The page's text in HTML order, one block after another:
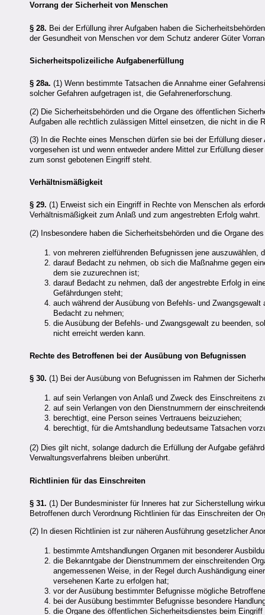
Vorrang der Sicherheit von Menschen
§ 28. Bei der Erfüllung ihrer Aufgaben haben die
der Gesundheit von Menschen vor dem Schutz anderer Güter
Sicherheitspolizeiliche Aufgabenerfüllung
§ 28a. (1) Wenn bestimmte Tatsachen die Annahme einer
solcher Gefahren aufgetragen ist, die Gefahrenerforschung.
(2) Die Sicherheitsbehörden und die Organe des öffentlichen
Aufgaben alle rechtlich zulässigen Mittel einsetzen, die nicht in die
(3) In die Rechte eines Menschen dürfen sie bei der Erfüllung
vorgesehen ist und wenn entweder andere Mittel zur Erfüllung
zum sonst gebotenen Eingriff steht.
Verhältnismäßigkeit
§ 29. (1) Erweist sich ein Eingriff in Rechte von Menschen als
Verhältnismäßigkeit zum Anlaß und zum angestrebten Erfolg wahrt.
(2) Insbesondere haben die Sicherheitsbehörden und die Organe
von mehreren zielführenden Befugnissen jene
darauf Bedacht zu nehmen, ob sich die Maßnahme gegen
dem sie zuzurechnen ist;
darauf Bedacht zu nehmen, daß der angestrebte Erfolg in
Gefährdungen steht;
auch während der Ausübung von Befehls- und
Bedacht zu nehmen;
die Ausübung der Befehls- und Zwangsgewalt zu beenden,
nicht erreicht werden kann.
Rechte des Betroffenen bei der Ausübung von Befugnissen
§ 30. (1) Bei der Ausübung von Befugnissen im Rahmen der
auf sein Verlangen von Anlaß und Zweck des Einschreitens
auf sein Verlangen von den Dienstnummern der
berechtigt, eine Person seines Vertrauens beizuziehen;
berechtigt, für die Amtshandlung bedeutsame Tatsachen
(2) Dies gilt nicht, solange dadurch die Erfüllung der Aufgabe
Verwaltungsverfahrens bleiben unberührt.
Richtlinien für das Einschreiten
§ 31. (1) Der Bundesminister für Inneres hat zur Sicherstellung
Betroffenen durch Verordnung Richtlinien für das Einschreiten der
(2) In diesen Richtlinien ist zur näheren Ausführung gesetzlicher
bestimmte Amtshandlungen Organen mit besonderer
die Bekanntgabe der Dienstnummern der einschreitenden
angemessenen Weise, in der Regel durch Aushändigung
versehenen Karte zu erfolgen hat;
vor der Ausübung bestimmter Befugnisse mögliche
bei der Ausübung bestimmter Befugnisse besondere
die Organe des öffentlichen Sicherheitsdienstes beim